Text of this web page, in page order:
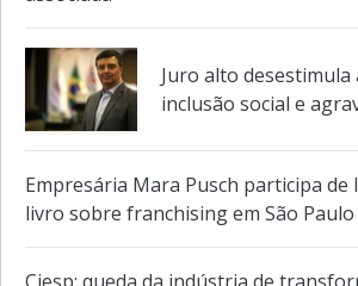
Juro alto desestimula
inclusão social e
Empresária Mara Pusch participa de
livro sobre franchising em São Paulo